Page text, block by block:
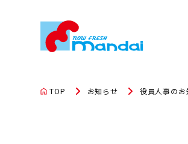
TOP お知らせ 役員人事のお